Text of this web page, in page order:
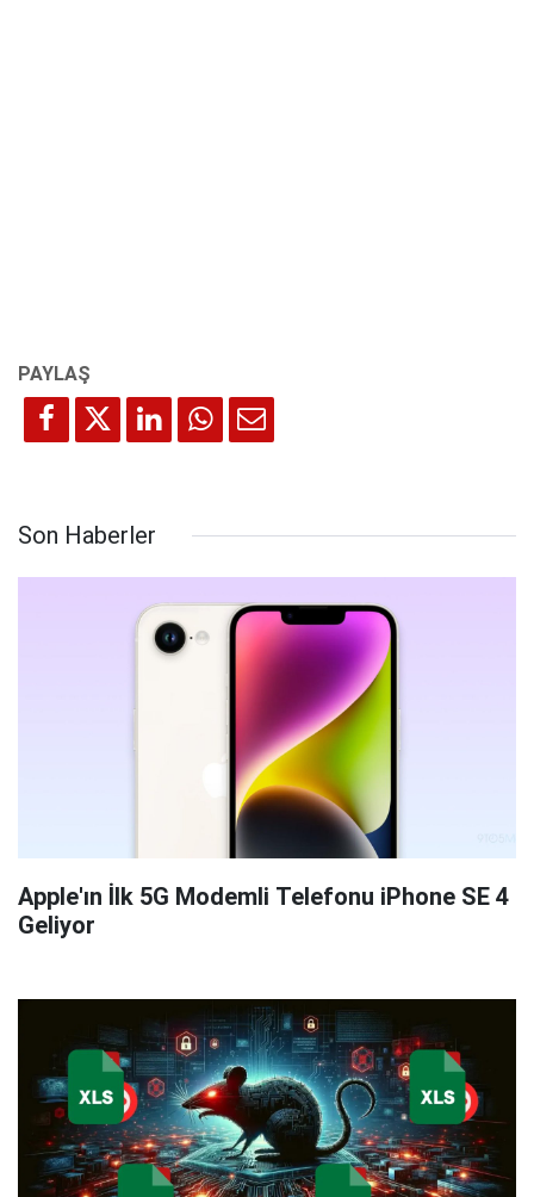
Son Haberler
Apple'ın İlk 5G Modemli Telefonu iPhone SE 4
Geliyor